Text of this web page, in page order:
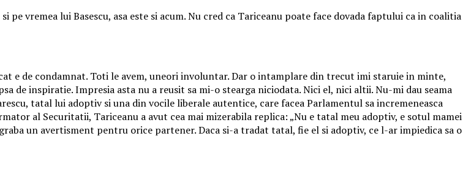
pe vremea lui Basescu, asa este si acum. Nu cred ca Tariceanu poate face dovada faptului ca in coalitia
e de condamnat. Toti le avem, uneori involuntar. Dar o intamplare din trecut imi staruie in minte,
de inspiratie. Impresia asta nu a reusit sa mi-o stearga niciodata. Nici el, nici altii. Nu-mi dau seama
tatal lui adoptiv si una din vocile liberale autentice, care facea Parlamentul sa incremeneasca
al Securitatii, Tariceanu a avut cea mai mizerabila replica: „Nu e tatal meu adoptiv, e sotul mamei
un avertisment pentru orice partener. Daca si-a tradat tatal, fie el si adoptiv, ce l-ar impiedica sa o